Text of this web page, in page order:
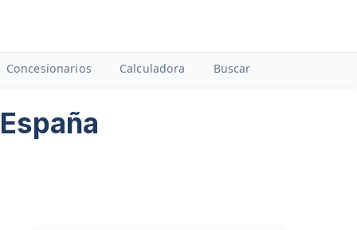
Concesionarios Calculadora Buscar